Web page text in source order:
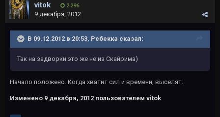
vitok 2 296
9 декабря, 2012
В 09.12.2012 в 20:53, Ребекка сказал:
Так на задворки это же не из Скайрима)
Начало положено. Когда хватит сил и времени, выселят.
Изменено 9 декабря, 2012 пользователем vitok